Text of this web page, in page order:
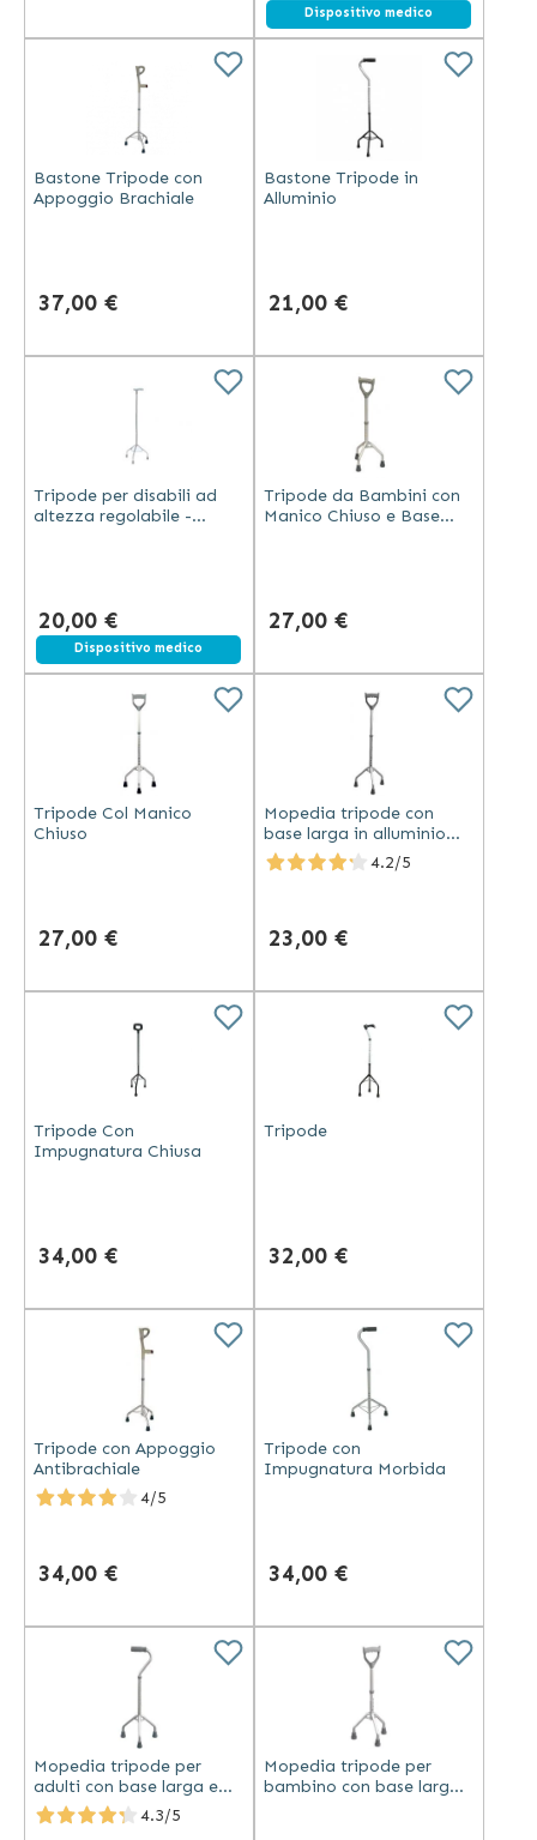
Dispositivo medico
Bastone Tripode con
Appoggio Brachiale
37,00 €
Bastone Tripode in
Alluminio
21,00 €
Tripode per disabili ad
altezza regolabile -
20,00 €
Dispositivo medico
Tripode da Bambini con
Manico Chiuso e Base
27,00 €
Tripode Col Manico
Chiuso
27,00 €
Mopedia tripode con
base larga in alluminio
anodizzato altezza
regolabile e puntali
4.2/5
23,00 €
Tripode Con
Impugnatura Chiusa
34,00 €
Tripode
32,00 €
Tripode con Appoggio
Antibrachiale
4/5
34,00 €
Tripode con
Impugnatura Morbida
34,00 €
Mopedia tripode per
adulti con base larga e
manico aperto in spugna
alluminio anodizzato
4.3/5
Mopedia tripode per
bambino con base larga